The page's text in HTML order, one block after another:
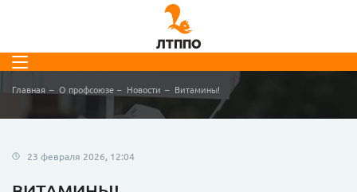
Главная О профсоюзе Новости Витамины!
23 февраля 2026, 12:04